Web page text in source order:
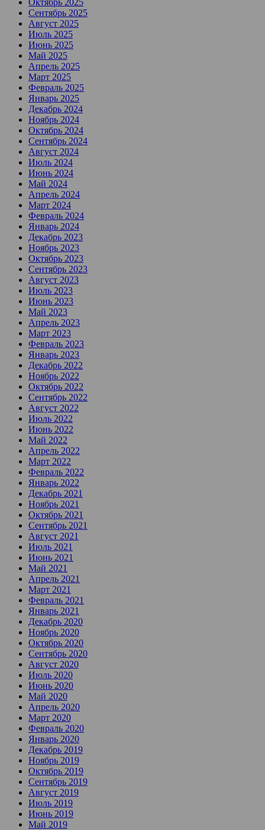
Октябрь 2025
Сентябрь 2025
Август 2025
Июль 2025
Июнь 2025
Май 2025
Апрель 2025
Март 2025
Февраль 2025
Январь 2025
Декабрь 2024
Ноябрь 2024
Октябрь 2024
Сентябрь 2024
Август 2024
Июль 2024
Июнь 2024
Май 2024
Апрель 2024
Март 2024
Февраль 2024
Январь 2024
Декабрь 2023
Ноябрь 2023
Октябрь 2023
Сентябрь 2023
Август 2023
Июль 2023
Июнь 2023
Май 2023
Апрель 2023
Март 2023
Февраль 2023
Январь 2023
Декабрь 2022
Ноябрь 2022
Октябрь 2022
Сентябрь 2022
Август 2022
Июль 2022
Июнь 2022
Май 2022
Апрель 2022
Март 2022
Февраль 2022
Январь 2022
Декабрь 2021
Ноябрь 2021
Октябрь 2021
Сентябрь 2021
Август 2021
Июль 2021
Июнь 2021
Май 2021
Апрель 2021
Март 2021
Февраль 2021
Январь 2021
Декабрь 2020
Ноябрь 2020
Октябрь 2020
Сентябрь 2020
Август 2020
Июль 2020
Июнь 2020
Май 2020
Апрель 2020
Март 2020
Февраль 2020
Январь 2020
Декабрь 2019
Ноябрь 2019
Октябрь 2019
Сентябрь 2019
Август 2019
Июль 2019
Июнь 2019
Май 2019